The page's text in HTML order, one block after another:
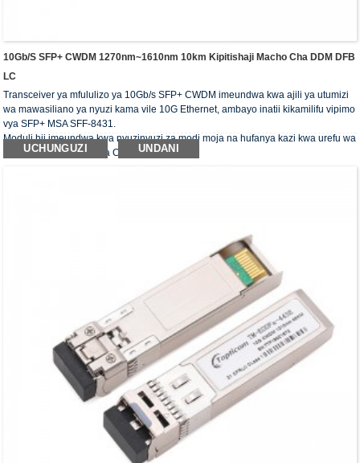
10Gb/s SFP+ CWDM 1270nm~1610nm 10km Kipitishaji Macho Cha DDM DFB
LC
Transceiver ya mfululizo ya 10Gb/s SFP+ CWDM imeundwa kwa ajili ya utumizi
wa mawasiliano ya nyuzi kama vile 10G Ethernet, ambayo inatii kikamilifu vipimo
vya SFP+ MSA SFF-8431.
Moduli hii imeundwa kwa nyuzinyuzi za modi moja na hufanya kazi kwa urefu wa
kawaida wa mawimbi ya CWDM.
UCHUNGUZI UNDANI